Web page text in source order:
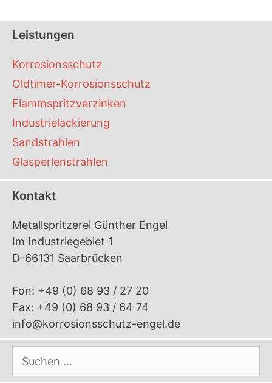
Leistungen
Korrosionsschutz
Oldtimer-Korrosionsschutz
Flammspritzverzinken
Industrielackierung
Sandstrahlen
Glasperlenstrahlen
Kontakt
Metallspritzerei Günther Engel
Im Industriegebiet 1
D-66131 Saarbrücken
Fon: +49 (0) 68 93 / 27 20
Fax: +49 (0) 68 93 / 64 74
info@korrosionsschutz-engel.de
Suchen